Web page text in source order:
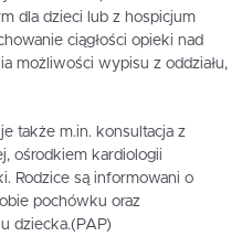
dla dzieci lub z hospicjum
ciągłości opieki nad
możliwości wypisu z oddziału,
także m.in. konsultacja z
ośrodkiem kardiologii
Rodzice są informowani o
pochówku oraz
dziecka.(PAP)